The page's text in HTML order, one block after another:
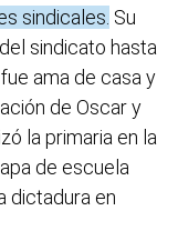
sindicales. Su
sindicato hasta
ama de casa y
de Oscar y
la primaria en la
de escuela
dictadura en